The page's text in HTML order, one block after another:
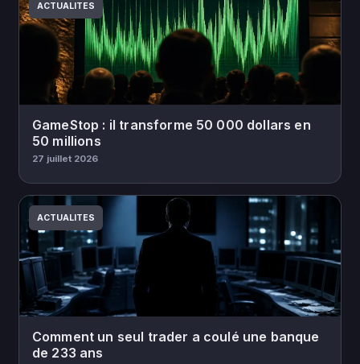
ACTUALITES
GameStop : il transforme 50 000 dollars en
50 millions
27 juillet 2026
ACTUALITES
Comment un seul trader a coulé une banque
de 233 ans